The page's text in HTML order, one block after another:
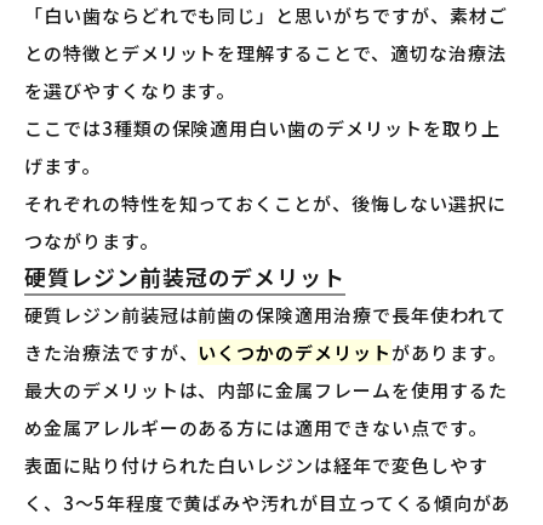
「白い歯ならどれでも同じ」と思いがちですが、素材ご
との特徴とデメリットを理解することで、適切な治療法
を選びやすくなります。
ここでは3種類の保険適用白い歯のデメリットを取り上
げます。
それぞれの特性を知っておくことが、後悔しない選択に
つながります。
硬質レジン前装冠のデメリット
硬質レジン前装冠は前歯の保険適用治療で長年使われて
きた治療法ですが、 いくつかのデメリットがあります。
最大のデメリットは、内部に金属フレームを使用するた
め金属アレルギーのある方には適用できない点です。
表面に貼り付けられた白いレジンは経年で変色しやす
く、3〜5年程度で黄ばみや汚れが目立ってくる傾向があ